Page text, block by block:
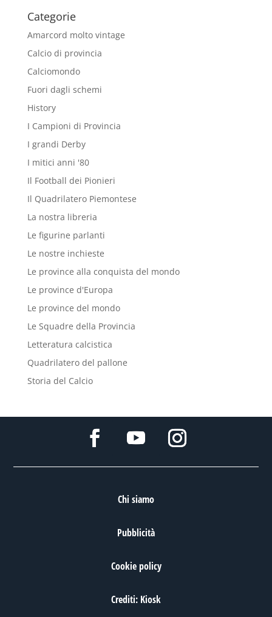
Categorie
Amarcord molto vintage
Calcio di provincia
Calciomondo
Fuori dagli schemi
History
I Campioni di Provincia
I grandi Derby
I mitici anni '80
Il Football dei Pionieri
Il Quadrilatero Piemontese
La nostra libreria
Le figurine parlanti
Le nostre inchieste
Le province alla conquista del mondo
Le province d'Europa
Le province del mondo
Le Squadre della Provincia
Letteratura calcistica
Quadrilatero del pallone
Storia del Calcio
Chi siamo
Pubblicità
Cookie policy
Crediti: Kiosk